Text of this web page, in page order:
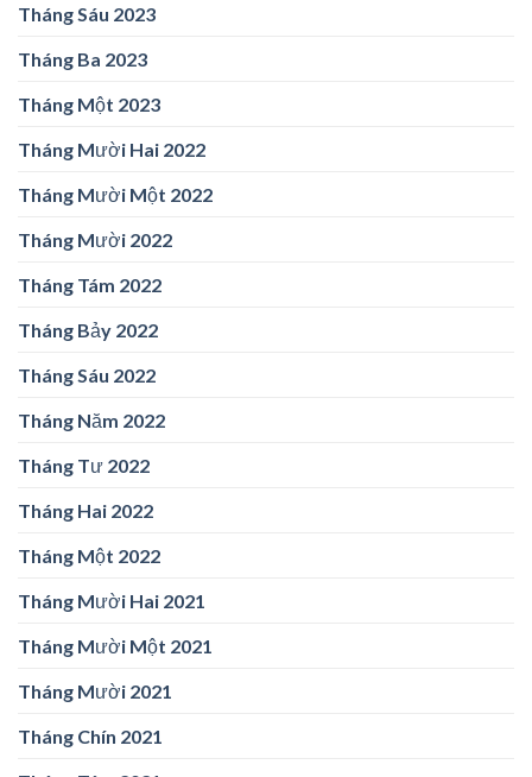
Tháng Sáu 2023
Tháng Ba 2023
Tháng Một 2023
Tháng Mười Hai 2022
Tháng Mười Một 2022
Tháng Mười 2022
Tháng Tám 2022
Tháng Bảy 2022
Tháng Sáu 2022
Tháng Năm 2022
Tháng Tư 2022
Tháng Hai 2022
Tháng Một 2022
Tháng Mười Hai 2021
Tháng Mười Một 2021
Tháng Mười 2021
Tháng Chín 2021